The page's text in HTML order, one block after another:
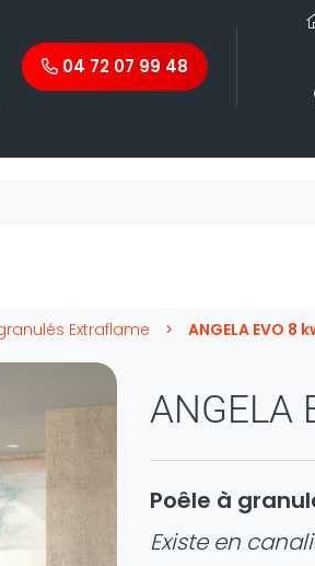
04 72 07 99 48
Extraflame ANGELA EVO 8
ANGELA
Poêle à
Existe en